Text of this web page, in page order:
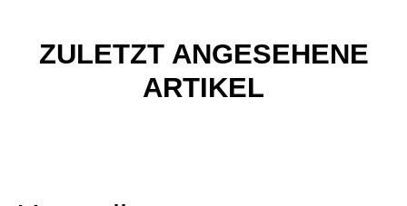
ZULETZT ANGESEHENE
ARTIKEL